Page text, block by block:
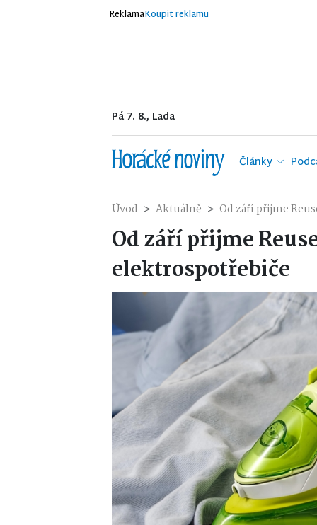
ReklamaKoupit reklamu
Pá 7. 8., Lada
Články
Úvod Aktuálně Od září přijme
Od září přijme
elektrospotřebiče